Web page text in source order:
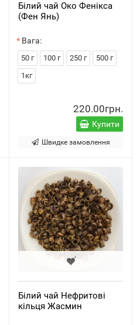
Білий чай Око Фенікса
(Фен Янь)
Вага:
50 г 100 г 250 г
500 г
1кг
220.00грн.
Купити
Швидке замовлення
Білий чай Нефритові
кільця Жасмин